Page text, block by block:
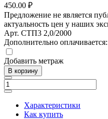
450.00 ₽
Предложение не является
актуальность цен у наших
Арт. СТП3 2,0/2000
Дополнительно оплачивается:
Добавить метраж
В корзину
Характеристики
Как купить